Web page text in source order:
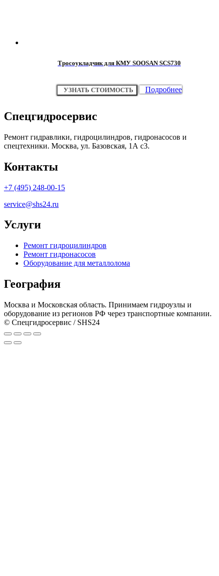
Тросоукладчик для КМУ SOOSAN SCS730
УЗНАТЬ СТОИМОСТЬ Подробнее
Спецгидросервис
Ремонт гидравлики, гидроцилиндров, гидронасосов и
спецтехники. Москва, ул. Базовская, 1А с3.
Контакты
+7 (495) 248-00-15
service@shs24.ru
Услуги
Ремонт гидроцилиндров
Ремонт гидронасосов
Оборудование для металлолома
География
Москва и Московская область. Принимаем гидроузлы и
оборудование из регионов РФ через транспортные компании.
© Спецгидросервис / SHS24